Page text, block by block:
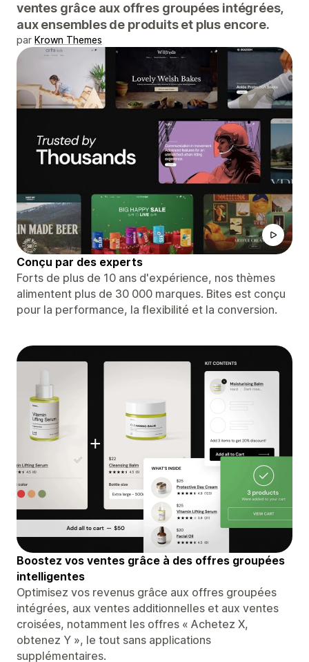
ventes grâce aux offres groupées intégrées,
aux ensembles de produits et plus encore.
par Krown Themes
Conçu par des experts
Forts de plus de 10 ans d'expérience, nos thèmes
alimentent plus de 30 000 marques. Bites est conçu
pour la performance, la flexibilité et la conversion.
Boostez vos ventes grâce à des offres groupées
intelligentes
Optimisez vos revenus grâce aux offres groupées
intégrées, aux ventes additionnelles et aux ventes
croisées, notamment les offres « Achetez X,
obtenez Y », le tout sans applications
supplémentaires.